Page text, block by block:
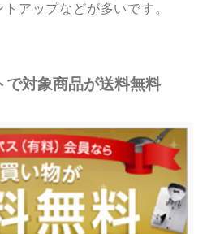
アップなどが多いです。
で対象商品が送料無料